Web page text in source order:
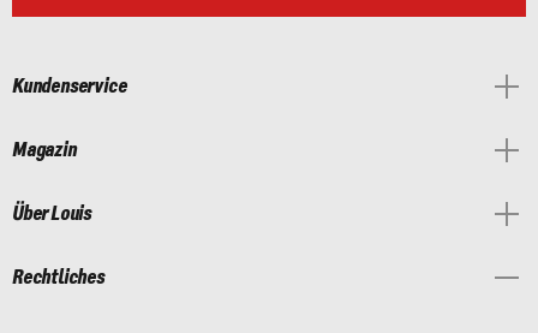
Kundenservice
Magazin
Über Louis
Rechtliches